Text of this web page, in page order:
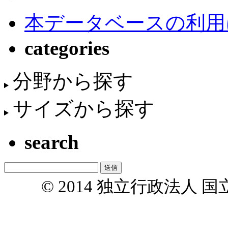
本データベースの利
categories
分野から探す
サイズから探す
search
© 2014 独立行政法人 国